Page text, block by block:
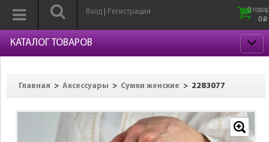
Вход Регистрация
0
0 p
КАТАЛОГ ТОВАРОВ
Главная > Аксессуары > Сумки женские > 2283077